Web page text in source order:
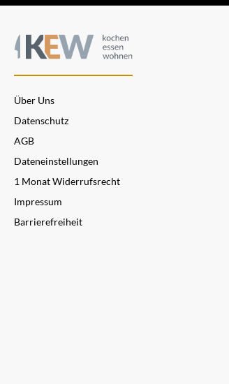
Über Uns
Datenschutz
AGB
Dateneinstellungen
1 Monat Widerrufsrecht
Impressum
Barrierefreiheit